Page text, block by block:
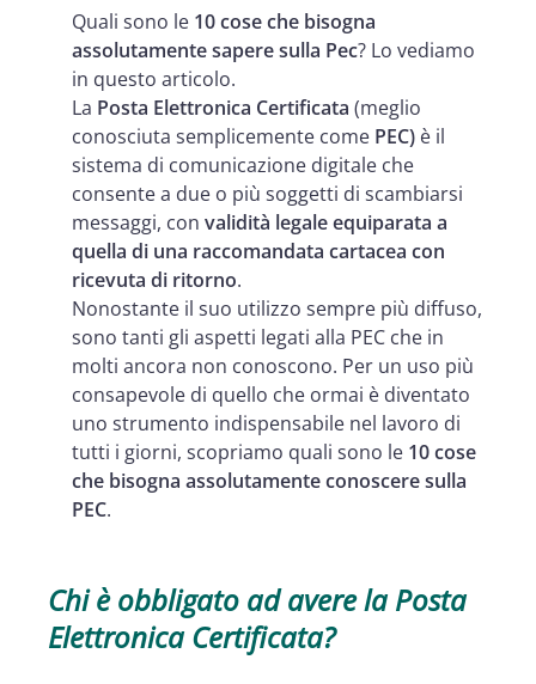
devono avere la PEC?
La posta elettronica certificata ha
valore legale? E, se sì, di che tipo?
Qual è la differenza tra firma
digitale e Posta Elettronica
Certificata?
Quali vantaggi ci sono a usare la
PEC?
Cosa succede se si usa la PEC per
comunicare con un'email non
certificata?
La parcella concordata con un
cliente via email ha valore legale?
La PEC può sostituire la fattura
elettronica, ora obbligatoria nei
Quali sono le 10 cose che bisogna
assolutamente sapere sulla Pec? Lo vediamo
in questo articolo.
La Posta Elettronica Certificata (meglio
conosciuta semplicemente come PEC) è il
sistema di comunicazione digitale che
consente a due o più soggetti di scambiarsi
messaggi, con validità legale equiparata a
quella di una raccomandata cartacea con
ricevuta di ritorno.
Nonostante il suo utilizzo sempre più diffuso,
sono tanti gli aspetti legati alla PEC che in
molti ancora non conoscono. Per un uso più
consapevole di quello che ormai è diventato
uno strumento indispensabile nel lavoro di
tutti i giorni, scopriamo quali sono le 10 cose
che bisogna assolutamente conoscere sulla
PEC.
Chi è obbligato ad avere la Posta
Elettronica Certificata?